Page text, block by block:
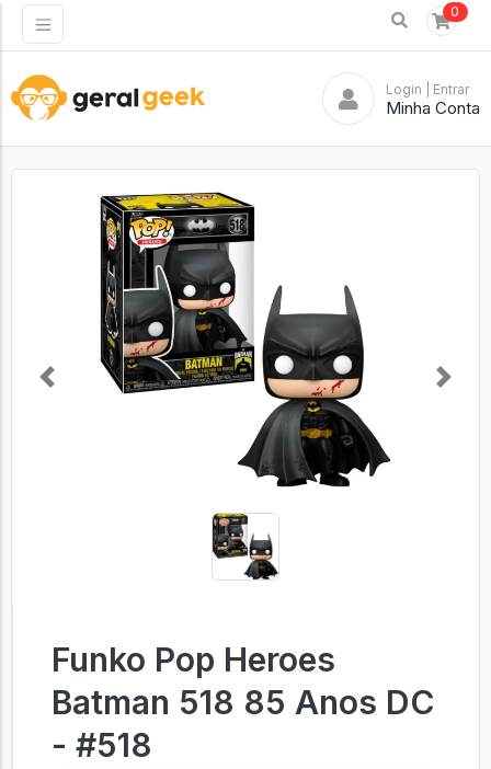
0
Login | Entrar
Minha Conta
Previous Next
Funko Pop Heroes
Batman 518 85 Anos DC
- #518